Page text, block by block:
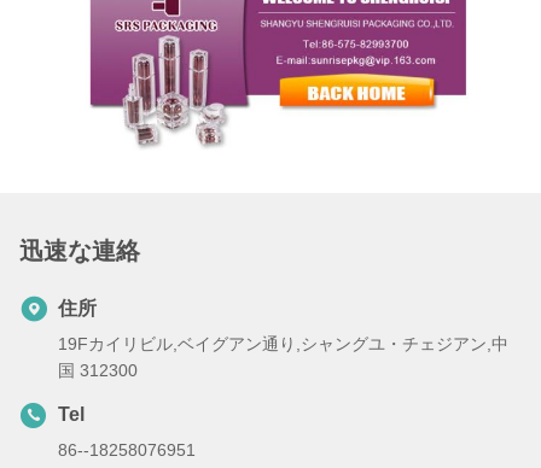
迅速な連絡
住所
19Fカイリビル,ベイグアン通り,シャングユ・チェジアン,中
国 312300
Tel
86--18258076951